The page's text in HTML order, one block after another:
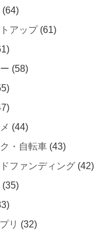
アップ
・自転車
ファンディング
(35)
リ